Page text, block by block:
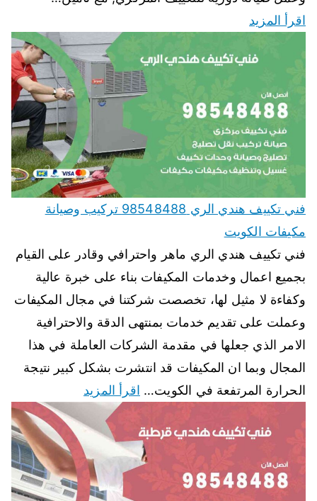
اقرأ المزيد
فني تكييف هندي الري 98548488 تركيب وصيانة
مكيفات الكويت
فني تكييف هندي الري ماهر واحترافي وقادر على القيام
بجميع اعمال وخدمات المكيفات بناء على خبرة عالية
وكفاءة لا مثيل لها، تخصصت شركتنا في مجال المكيفات
وعملت على تقديم خدمات بمنتهى الدقة والاحترافية
الامر الذي جعلها في مقدمة الشركات العاملة في هذا
المجال وبما ان المكيفات قد انتشرت بشكل كبير نتيجة
الحرارة المرتفعة في الكويت… اقرأ المزيد